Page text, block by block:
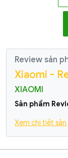
Review sản
Xiaomi -
XIAOMI
Sản phẩm
Xem chi tiết